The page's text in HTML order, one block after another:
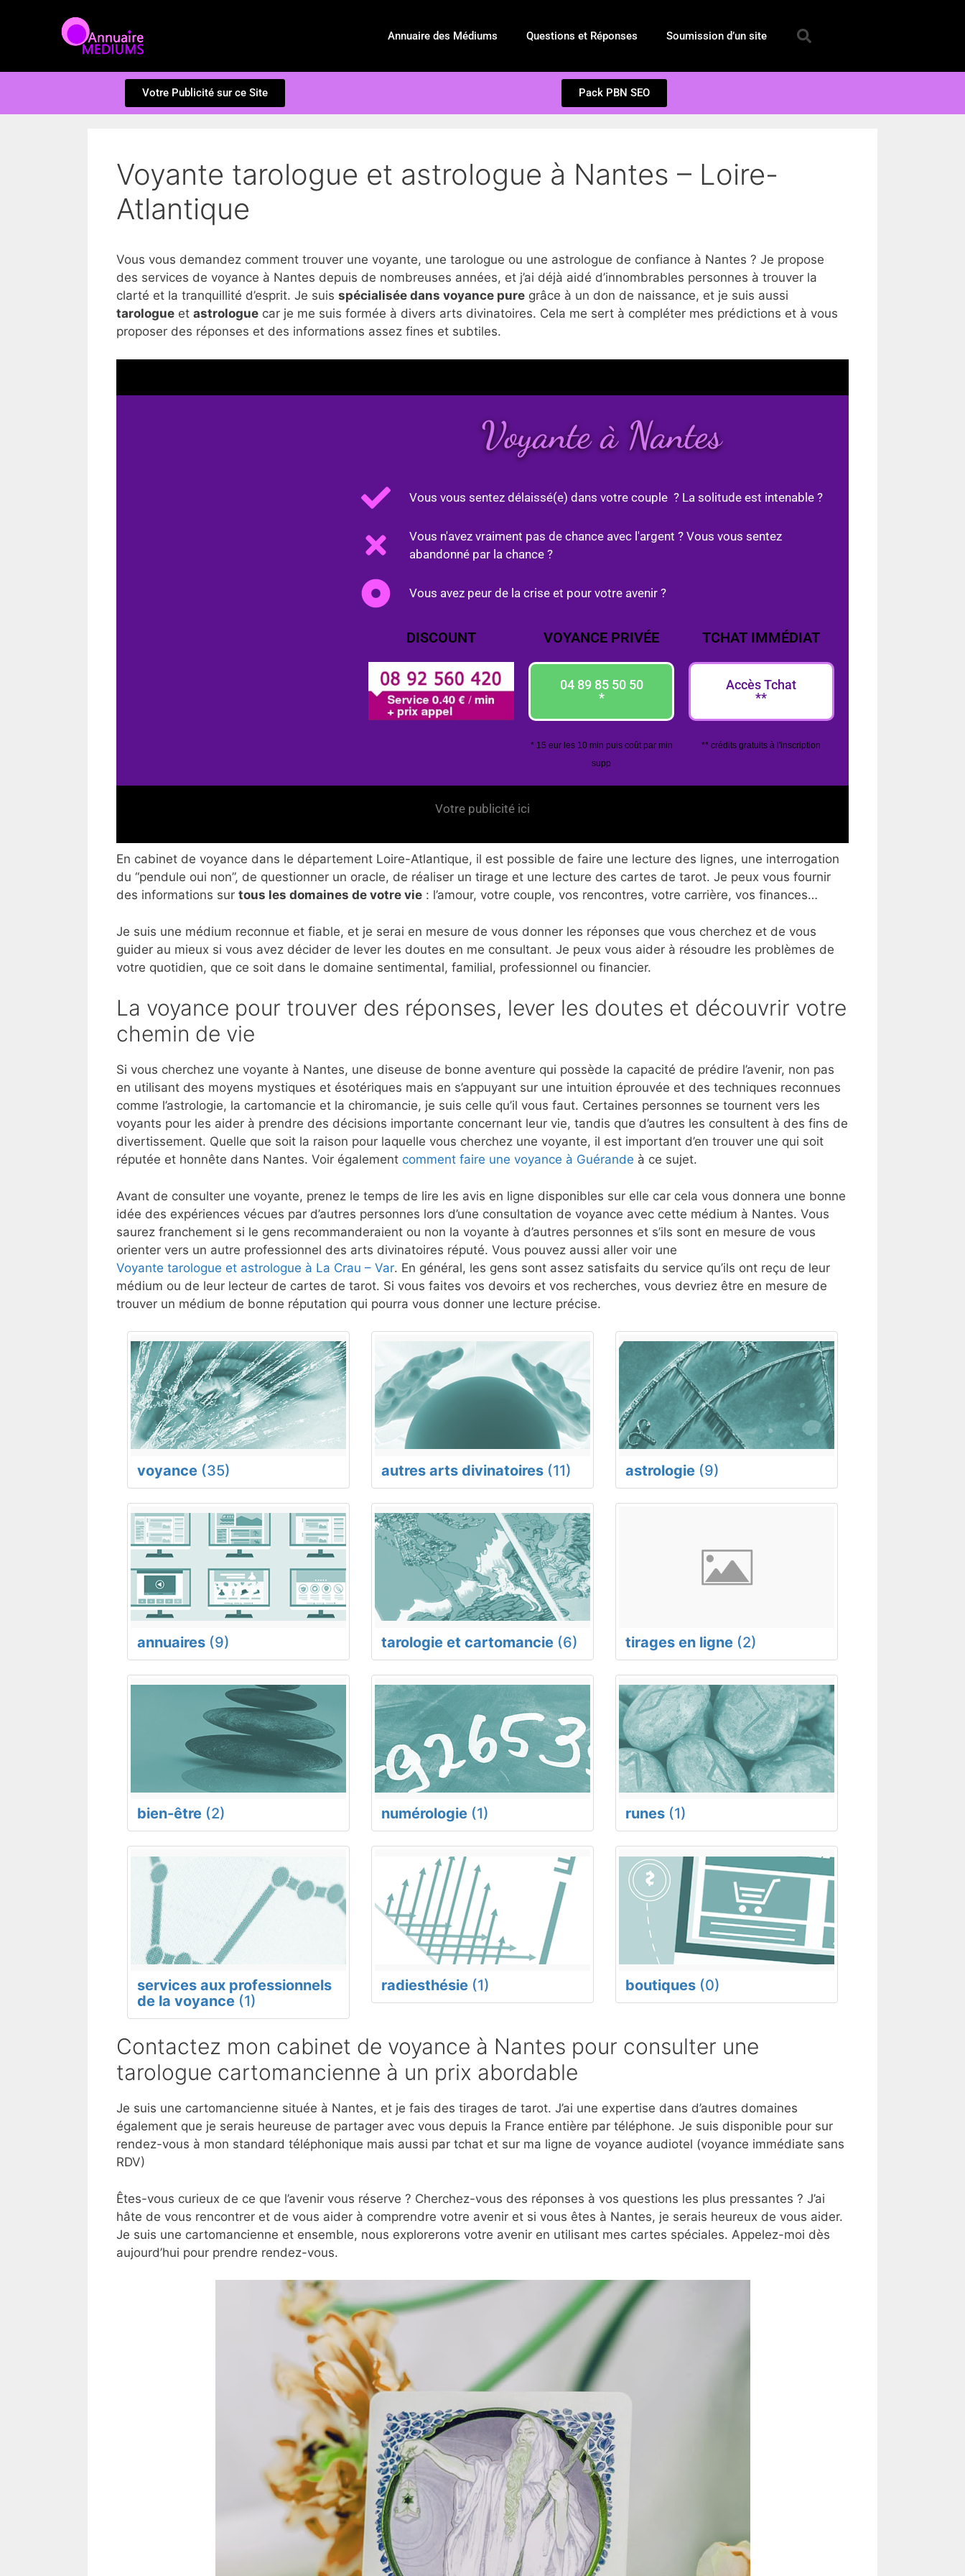
Annuaire des Médiums Questions et Réponses Soumission d’un site
Votre Publicité sur ce Site Pack PBN SEO
Voyante tarologue et astrologue à Nantes – Loire-
Atlantique
Vous vous demandez comment trouver une voyante, une tarologue ou une astrologue de confiance à Nantes ? Je propose
des services de voyance à Nantes depuis de nombreuses années, et j’ai déjà aidé d’innombrables personnes à trouver la
clarté et la tranquillité d’esprit. Je suis spécialisée dans voyance pure grâce à un don de naissance, et je suis aussi
tarologue et astrologue car je me suis formée à divers arts divinatoires. Cela me sert à compléter mes prédictions et à vous
proposer des réponses et des informations assez fines et subtiles.
Voyante à Nantes
Vous vous sentez délaissé(e) dans votre couple ? La solitude est intenable ?
Vous n'avez vraiment pas de chance avec l'argent ? Vous vous sentez
abandonné par la chance ?
Vous avez peur de la crise et pour votre avenir ?
DISCOUNT VOYANCE PRIVÉE
04 89 85 50 50
*
* 15 eur les 10 min puis coût par min
supp
TCHAT IMMÉDIAT
Accès Tchat
**
** crédits gratuits à l'inscription
Votre publicité ici
En cabinet de voyance dans le département Loire-Atlantique, il est possible de faire une lecture des lignes, une interrogation
du “pendule oui non”, de questionner un oracle, de réaliser un tirage et une lecture des cartes de tarot. Je peux vous fournir
des informations sur tous les domaines de votre vie : l’amour, votre couple, vos rencontres, votre carrière, vos finances…
Je suis une médium reconnue et fiable, et je serai en mesure de vous donner les réponses que vous cherchez et de vous
guider au mieux si vous avez décider de lever les doutes en me consultant. Je peux vous aider à résoudre les problèmes de
votre quotidien, que ce soit dans le domaine sentimental, familial, professionnel ou financier.
La voyance pour trouver des réponses, lever les doutes et découvrir votre
chemin de vie
Si vous cherchez une voyante à Nantes, une diseuse de bonne aventure qui possède la capacité de prédire l’avenir, non pas
en utilisant des moyens mystiques et ésotériques mais en s’appuyant sur une intuition éprouvée et des techniques reconnues
comme l’astrologie, la cartomancie et la chiromancie, je suis celle qu’il vous faut. Certaines personnes se tournent vers les
voyants pour les aider à prendre des décisions importante concernant leur vie, tandis que d’autres les consultent à des fins de
divertissement. Quelle que soit la raison pour laquelle vous cherchez une voyante, il est important d’en trouver une qui soit
réputée et honnête dans Nantes. Voir également comment faire une voyance à Guérande à ce sujet.
Avant de consulter une voyante, prenez le temps de lire les avis en ligne disponibles sur elle car cela vous donnera une bonne
idée des expériences vécues par d’autres personnes lors d’une consultation de voyance avec cette médium à Nantes. Vous
saurez franchement si le gens recommanderaient ou non la voyante à d’autres personnes et s’ils sont en mesure de vous
orienter vers un autre professionnel des arts divinatoires réputé. Vous pouvez aussi aller voir une
Voyante tarologue et astrologue à La Crau – Var. En général, les gens sont assez satisfaits du service qu’ils ont reçu de leur
médium ou de leur lecteur de cartes de tarot. Si vous faites vos devoirs et vos recherches, vous devriez être en mesure de
trouver un médium de bonne réputation qui pourra vous donner une lecture précise.
voyance (35) autres arts divinatoires (11) astrologie (9)
annuaires (9) tarologie et cartomancie (6) tirages en ligne (2)
bien-être (2) numérologie (1) runes (1)
services aux professionnels
de la voyance (1)
radiesthésie (1) boutiques (0)
Contactez mon cabinet de voyance à Nantes pour consulter une
tarologue cartomancienne à un prix abordable
Je suis une cartomancienne située à Nantes, et je fais des tirages de tarot. J’ai une expertise dans d’autres domaines
également que je serais heureuse de partager avec vous depuis la France entière par téléphone. Je suis disponible pour sur
rendez-vous à mon standard téléphonique mais aussi par tchat et sur ma ligne de voyance audiotel (voyance immédiate sans
RDV)
Êtes-vous curieux de ce que l’avenir vous réserve ? Cherchez-vous des réponses à vos questions les plus pressantes ? J’ai
hâte de vous rencontrer et de vous aider à comprendre votre avenir et si vous êtes à Nantes, je serais heureux de vous aider.
Je suis une cartomancienne et ensemble, nous explorerons votre avenir en utilisant mes cartes spéciales. Appelez-moi dès
aujourd’hui pour prendre rendez-vous.